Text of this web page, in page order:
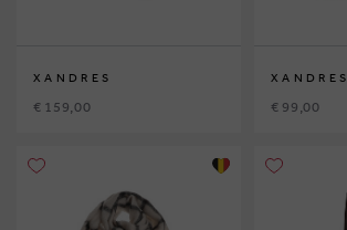
XANDRES
€ 159,00
XANDRES
€ 99,00